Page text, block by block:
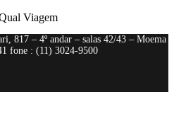
Viagem
817 – 4º andar – salas 42/43 – Moema
fone : (11) 3024-9500